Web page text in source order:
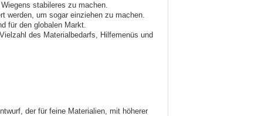
stabileres zu machen.
werden, um sogar einziehen zu machen.
für den globalen Markt.
des Materialbedarfs, Hilfemenüs und
der für feine Materialien, mit höherer